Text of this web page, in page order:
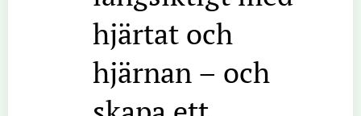
hjärtat och
hjärnan – och